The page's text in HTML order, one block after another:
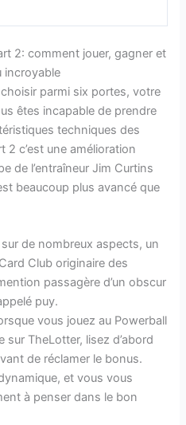
2: comment jouer, gagner et
incroyable
parmi six portes, votre
êtes incapable de prendre
techniques des
2 c’est une amélioration
de l’entraîneur Jim Curtins
beaucoup plus avancé que
de nombreux aspects, un
Club originaire des
passagère d’un obscur
puy.
vous jouez au Powerball
TheLotter, lisez d’abord
de réclamer le bonus.
et vous vous
à penser dans le bon